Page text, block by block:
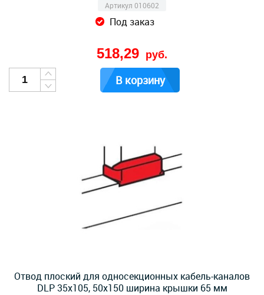
Артикул 010602
Под заказ
518,29 руб.
В корзину
Отвод плоский для односекционных кабель-каналов
DLP 35х105, 50х150 ширина крышки 65 мм